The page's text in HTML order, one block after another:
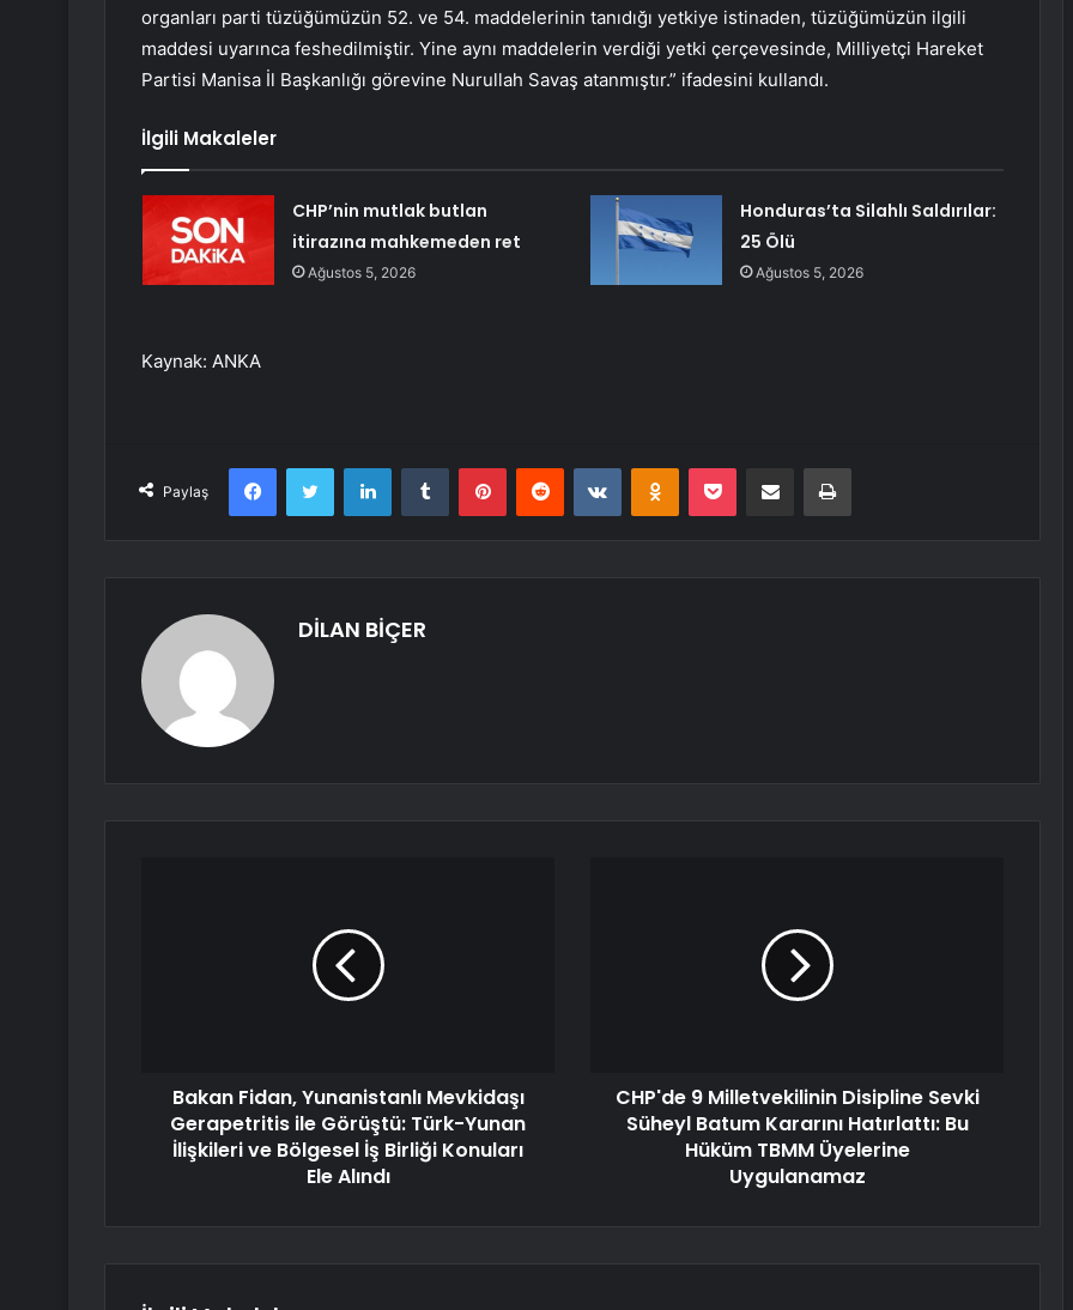
organları parti tüzüğümüzün 52. ve 54. maddelerinin tanıdığı yetkiye istinaden, tüzüğümüzün ilgili
maddesi uyarınca feshedilmiştir. Yine aynı maddelerin verdiği yetki çerçevesinde, Milliyetçi Hareket
Partisi Manisa İl Başkanlığı görevine Nurullah Savaş atanmıştır.” ifadesini kullandı.
İlgili Makaleler
CHP’nin mutlak butlan
itirazına mahkemeden ret
Ağustos 5, 2026
Honduras’ta Silahlı Saldırılar:
25 Ölü
Ağustos 5, 2026
Kaynak: ANKA
Paylaş
FacebookTwitter LinkedInTumblr PinterestReddit VKontakteOdnoklassniki
Pocket E-Posta ile paylaş Yazdır
DİLAN BİÇER
Bakan Fidan, Yunanistanlı Mevkidaşı
Gerapetritis ile Görüştü: Türk-Yunan
İlişkileri ve Bölgesel İş Birliği Konuları
Ele Alındı
CHP'de 9 Milletvekilinin Disipline Sevki
Süheyl Batum Kararını Hatırlattı: Bu
Hüküm TBMM Üyelerine
Uygulanamaz